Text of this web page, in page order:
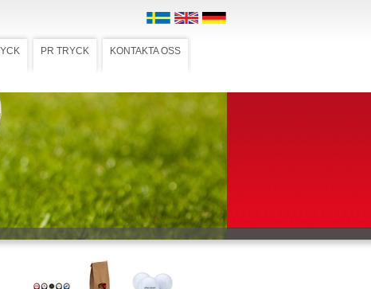
PR TRYCK KONTAKTA OSS